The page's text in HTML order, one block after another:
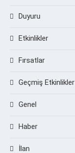
Duyuru
Etkinlikler
Fırsatlar
Geçmiş Etkinlikler
Genel
Haber
İlan